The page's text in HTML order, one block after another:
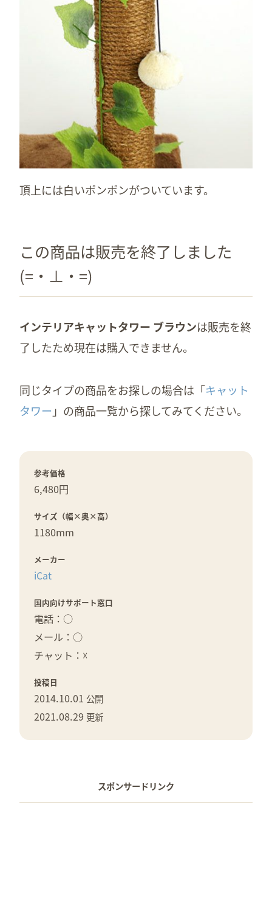
頂上には白いポンポンがついています。
この商品は販売を終了しました
(=・⊥・=)
インテリアキャットタワー ブラウンは販売を終
了したため現在は購入できません。
同じタイプの商品をお探しの場合は「キャット
タワー 」の商品一覧から探してみてください。
参考価格
6,480円
サイズ（幅×奥×高）
1180mm
メーカー
iCat
国内向けサポート窓口
電話：○
メール：○
チャット：☓
投稿日
2014.10.01 公開
2021.08.29 更新
スポンサードリンク